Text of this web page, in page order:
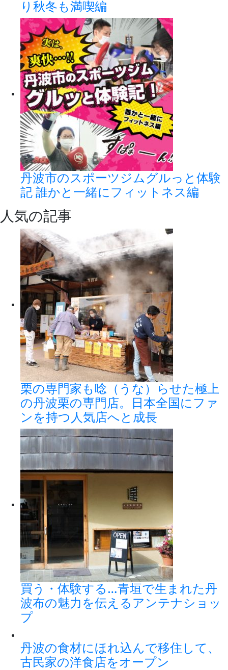
り秋冬も満喫編
丹波市のスポーツジムグルっと体験
記 誰かと一緒にフィットネス編
人気の記事
栗の専門家も唸（うな）らせた極上
の丹波栗の専門店。日本全国にファ
ンを持つ人気店へと成長
買う・体験する…青垣で生まれた丹
波布の魅力を伝えるアンテナショッ
プ
丹波の食材にほれ込んで移住して、
古民家の洋食店をオープン